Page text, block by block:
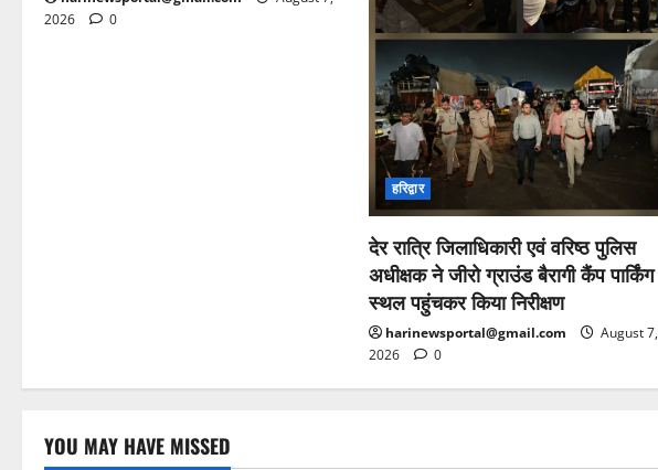
2026
0
हरिद्वार
देर रात्रि जिलाधिकारी एवं वरिष्ठ पुलिस
अधीक्षक ने जीरो ग्राउंड बैरागी कैंप पार्किंग
स्थल पहुंचकर किया निरीक्षण
harinewsportal@gmail.com
August 7,
2026
0
YOU MAY HAVE MISSED